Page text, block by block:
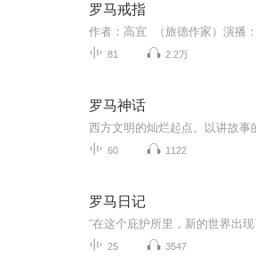
罗马戒指
81 2.2万
罗马神话
60 1122
罗马日记
25 3547